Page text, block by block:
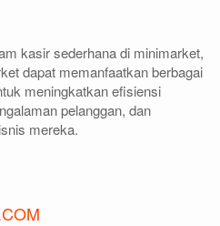
kasir sederhana di minimarket,
dapat memanfaatkan berbagai
meningkatkan efisiensi
pelanggan, dan
mereka.